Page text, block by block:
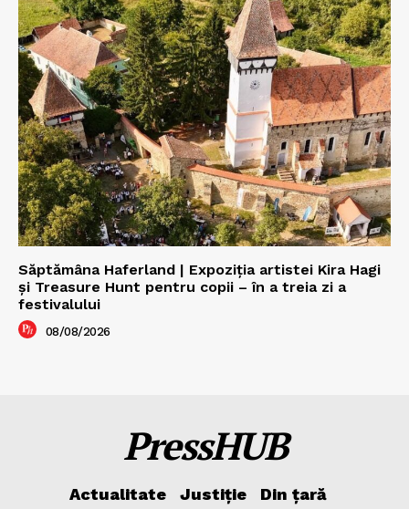
Săptămâna Haferland | Expoziţia artistei Kira Hagi
şi Treasure Hunt pentru copii – în a treia zi a
festivalului
08/08/2026
PressHUB
Actualitate Justiție
Din țară